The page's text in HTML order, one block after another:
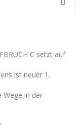
C setzt auf
ist neuer 1.
Wege in der